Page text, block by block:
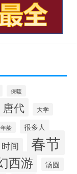
保暖
唐代 大学
年龄 很多人
时间 春节
西游 汤圆